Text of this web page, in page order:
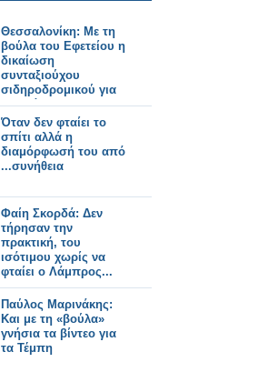
Θεσσαλονίκη: Με τη
βούλα του Εφετείου η
δικαίωση
συνταξιούχου
σιδηροδρομικού για
το σκάνδαλο των
θυρίδων.
Όταν δεν φταίει το
σπίτι αλλά η
διαμόρφωσή του από
...συνήθεια
Φαίη Σκορδά: Δεν
τήρησαν την
πρακτική, του
ισότιμου χωρίς να
φταίει ο Λάμπρος...
Παύλος Μαρινάκης:
Και με τη «βούλα»
γνήσια τα βίντεο για
τα Τέμπη